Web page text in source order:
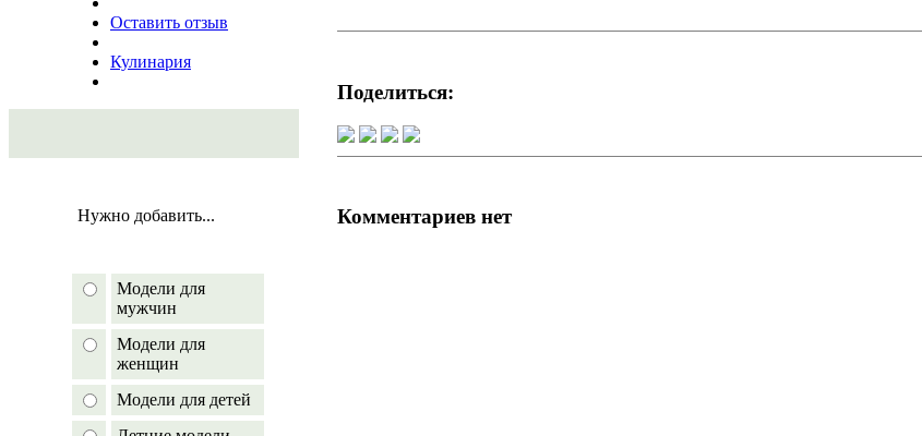
Оставить отзыв
Кулинария
Нужно добавить...
Модели для
мужчин
Модели для
женщин
Модели для детей
Поделиться:
Комментариев нет